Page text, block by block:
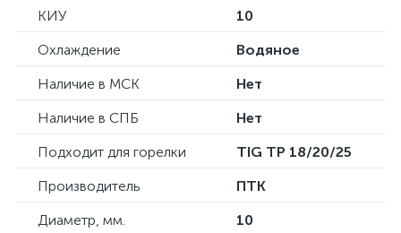
КИУ
10
Охлаждение
Водяное
Наличие в МСК
Нет
Наличие в СПБ
Нет
Подходит для горелки
TIG TP 18/20/25
Производитель
ПТК
Диаметр, мм.
10